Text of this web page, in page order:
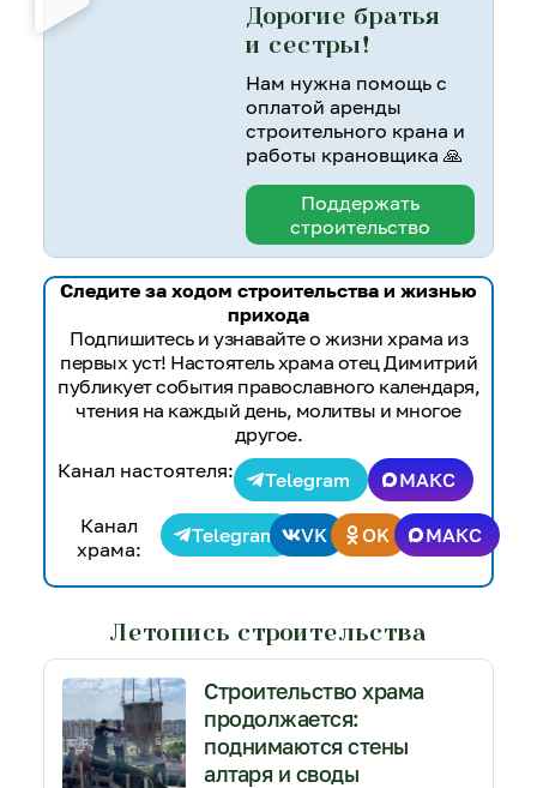
Дорогие братья
и сестры!
Нам нужна помощь с
оплатой аренды
строительного крана и
работы крановщика 🙏
Поддержать
строительство
Следите за ходом строительства и жизнью
прихода
Подпишитесь и узнавайте о жизни храма из
первых уст! Настоятель храма отец Димитрий
публикует события православного календаря,
чтения на каждый день, молитвы и многое
другое.
Канал настоятеля:
Telegram
МАКС
Канал
храма:
Telegram VK OK МАКС
Летопись строительства
Строительство храма
продолжается:
поднимаются стены
алтаря и своды